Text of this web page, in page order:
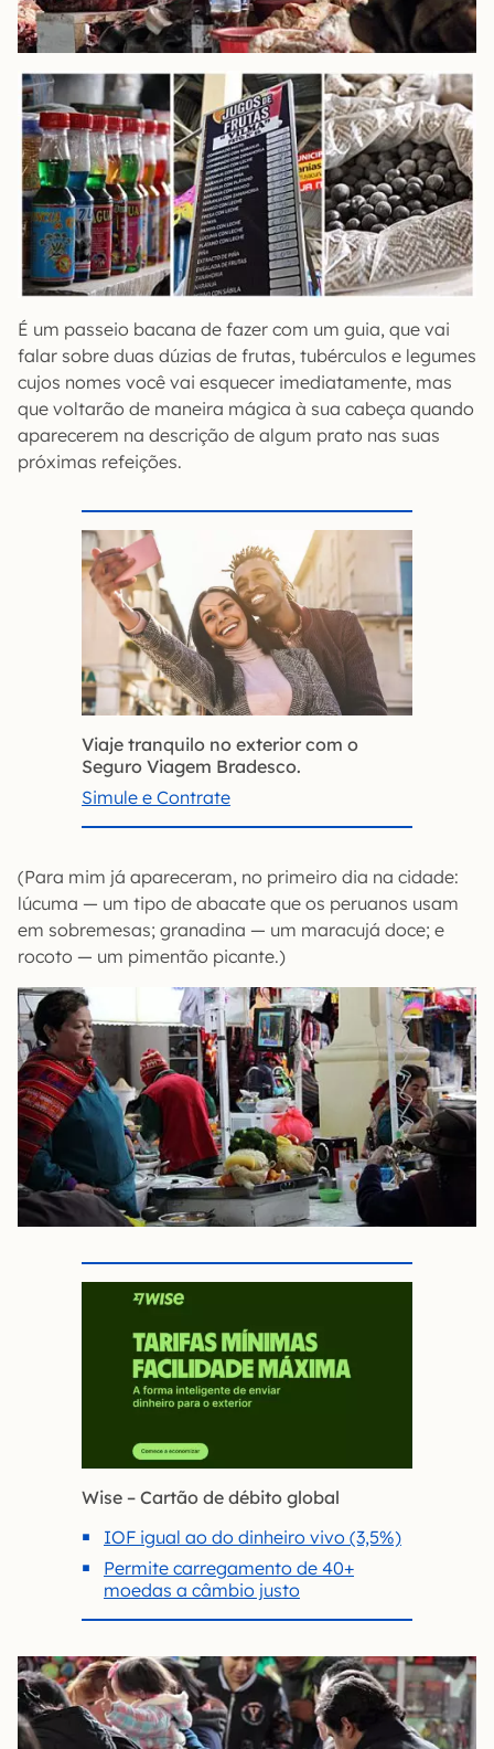
É um passeio bacana de fazer com um guia, que vai
falar sobre duas dúzias de frutas, tubérculos e legumes
cujos nomes você vai esquecer imediatamente, mas
que voltarão de maneira mágica à sua cabeça quando
aparecerem na descrição de algum prato nas suas
próximas refeições.
Viaje tranquilo no exterior com o
Seguro Viagem Bradesco.
Simule e Contrate
(Para mim já apareceram, no primeiro dia na cidade:
lúcuma — um tipo de abacate que os peruanos usam
em sobremesas; granadina — um maracujá doce; e
rocoto — um pimentão picante.)
Wise – Cartão de débito global
IOF igual ao do dinheiro vivo (3,5%)
Permite carregamento de 40+
moedas a câmbio justo